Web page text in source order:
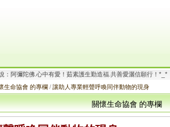
：阿彌陀佛.心中有愛！茹素護生勤造福.共善愛灑信願行！*_*
彌陀佛.心寬念純！時時心有法喜.念念不離禪悅!.^Q^..
生命協會 的專欄/讓助人專業輕聲呼喚同伴動物的現身
關懷生命協會 的專欄